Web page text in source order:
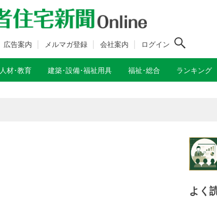
広告案内 メルマガ登録 会社案内 ログイン
人材･教育 建築･設備･福祉用具 福祉･総合 ランキング
よく